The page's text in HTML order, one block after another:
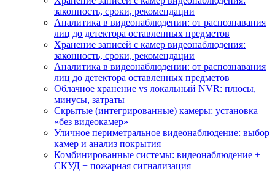
законность, сроки, рекомендации
Аналитика в видеонаблюдении: от распознавания
лиц до детектора оставленных предметов
Хранение записей с камер видеонаблюдения:
законность, сроки, рекомендации
Аналитика в видеонаблюдении: от распознавания
лиц до детектора оставленных предметов
Облачное хранение vs локальный NVR: плюсы,
минусы, затраты
Скрытые (интегрированные) камеры: установка
«без видеокамер»
Уличное периметральное видеонаблюдение: выбор
камер и анализ покрытия
Комбинированные системы: видеонаблюдение +
СКУД + пожарная сигнализация